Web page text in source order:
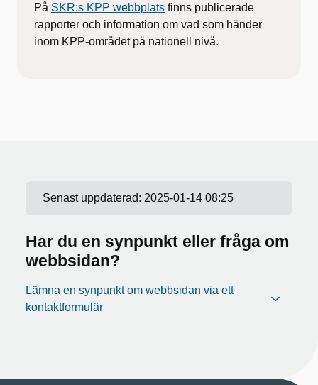
På SKR:s KPP webbplats finns publicerade
rapporter och information om vad som händer
inom KPP-området på nationell nivå.
Senast uppdaterad: 2025-01-14 08:25
Har du en synpunkt eller fråga om
webbsidan?
Lämna en synpunkt om webbsidan via ett
kontaktformulär